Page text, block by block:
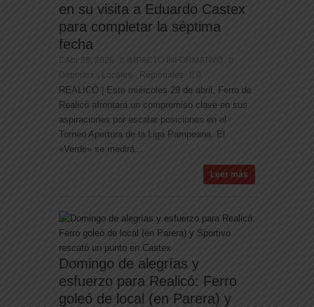
en su visita a Eduardo Castex
para completar la séptima
fecha
Abr 29, 2026
IMPACTO INFORMATIVO
Deportes
Locales Regionales 0
REALICÓ | Este miércoles 29 de abril, Ferro de
Realicó afrontará un compromiso clave en sus
aspiraciones por escalar posiciones en el
Torneo Apertura de la Liga Pampeana. El
«Verde» se medirá...
Leer más
Domingo de alegrías y
esfuerzo para Realicó: Ferro
goleó de local (en Parera) y